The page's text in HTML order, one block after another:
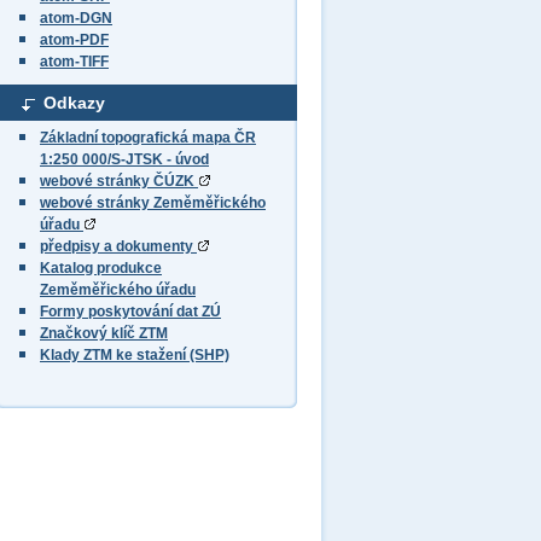
atom-DGN
atom-PDF
atom-TIFF
Odkazy
Základní topografická mapa ČR
1:250 000/S-JTSK - úvod
webové stránky ČÚZK
webové stránky Zeměměřického
úřadu
předpisy a dokumenty
Katalog produkce
Zeměměřického úřadu
Formy poskytování dat ZÚ
Značkový klíč ZTM
Klady ZTM ke stažení (SHP)